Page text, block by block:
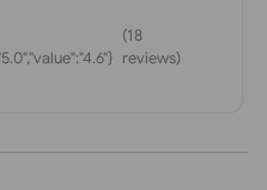
(18
reviews)